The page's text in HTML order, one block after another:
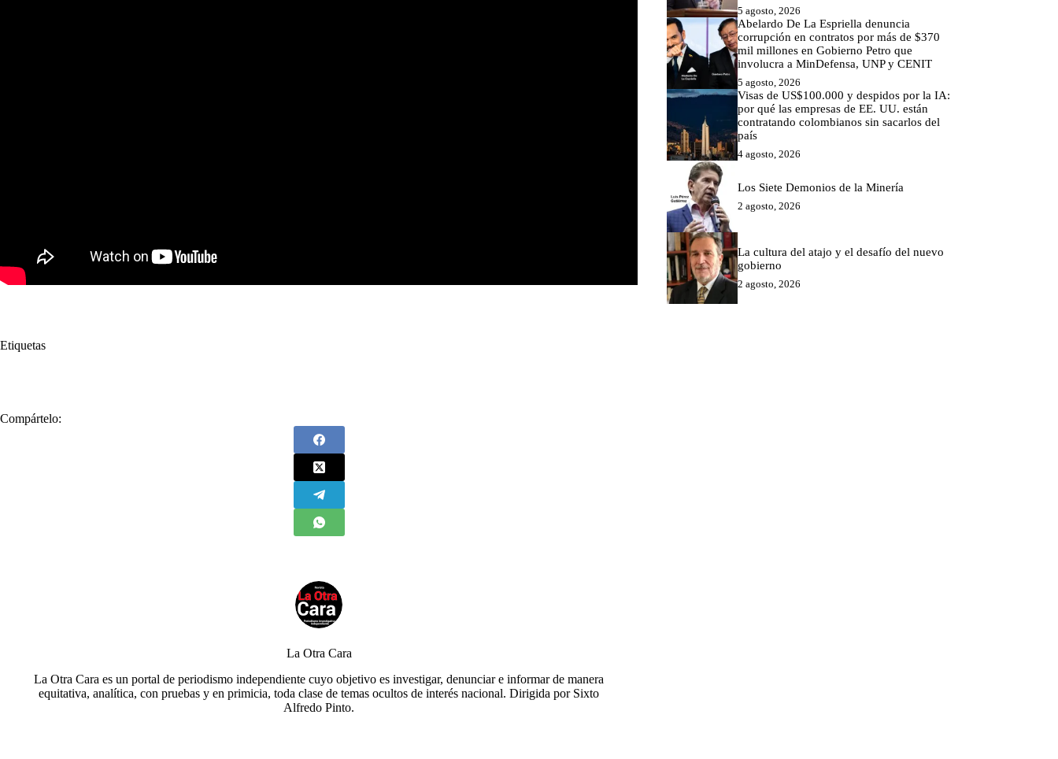
Etiquetas
Compártelo:
La Otra Cara
La Otra Cara es un portal de periodismo independiente cuyo objetivo es investigar, denunciar e informar de manera
equitativa, analítica, con pruebas y en primicia, toda clase de temas ocultos de interés nacional. Dirigida por Sixto
Alfredo Pinto.
5 agosto, 2026
Abelardo De La Espriella denuncia
corrupción en contratos por más de $370
mil millones en Gobierno Petro que
involucra a MinDefensa, UNP y CENIT
5 agosto, 2026
Visas de US$100.000 y despidos por la IA:
por qué las empresas de EE. UU. están
contratando colombianos sin sacarlos del
país
4 agosto, 2026
Los Siete Demonios de la Minería
2 agosto, 2026
La cultura del atajo y el desafío del nuevo
gobierno
2 agosto, 2026